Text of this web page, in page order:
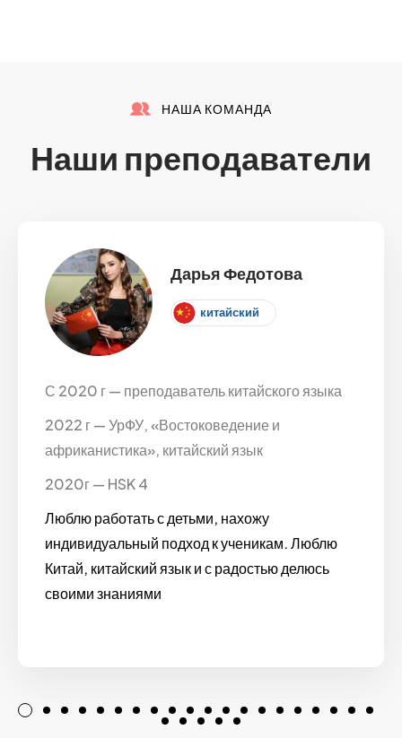
НАША КОМАНДА
Наши преподаватели
Дарья Федотова
китайский
С 2020 г — преподаватель китайского языка
2022 г — УрФУ, «Востоковедение и
африканистика», китайский язык
2020г — HSK 4
Люблю работать с детьми, нахожу
индивидуальный подход к ученикам. Люблю
Китай, китайский язык и с радостью делюсь
своими знаниями